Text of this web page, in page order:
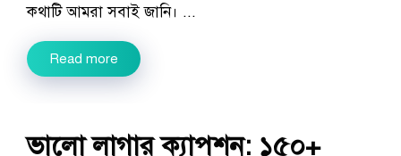
কথাটি আমরা সবাই জানি। ...
Read more
ভালো লাগার ক্যাপশন: ১৫০+